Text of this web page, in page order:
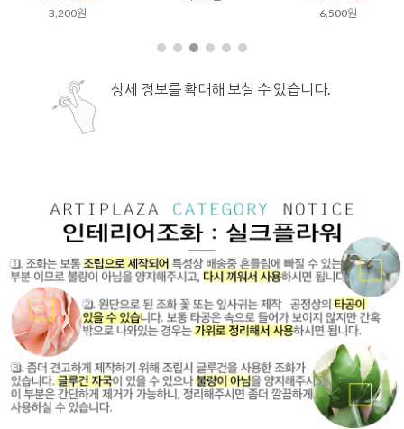
3,200원 6,500원
상세 정보를 확대해 보실 수 있습니다.